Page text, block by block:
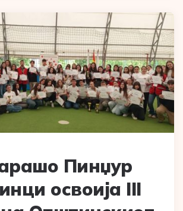
Пинџур
освоија III